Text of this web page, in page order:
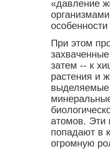
«давление
При этом
затем -- к
растения и
выделяемые
атомов. Эти
попадают в
огромную